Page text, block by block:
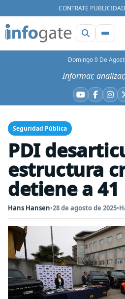
CONTRATE PUBLICIDAD
Domingo 9 De
Informar,
YouTube
Seguridad Pública
PDI
estructura
detiene a
Hans Hansen•28 de agosto de 2025•